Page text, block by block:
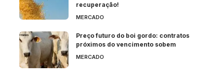
recuperação!
MERCADO
Preço futuro do boi gordo: contratos
próximos do vencimento sobem
MERCADO